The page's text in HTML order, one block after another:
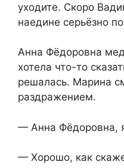
уходите. Скоро
наедине серьёзно
Анна Фёдоровна
хотела что-то
решалась. Марина
раздражением.
— Анна Фёдоровна,
— Хорошо, как